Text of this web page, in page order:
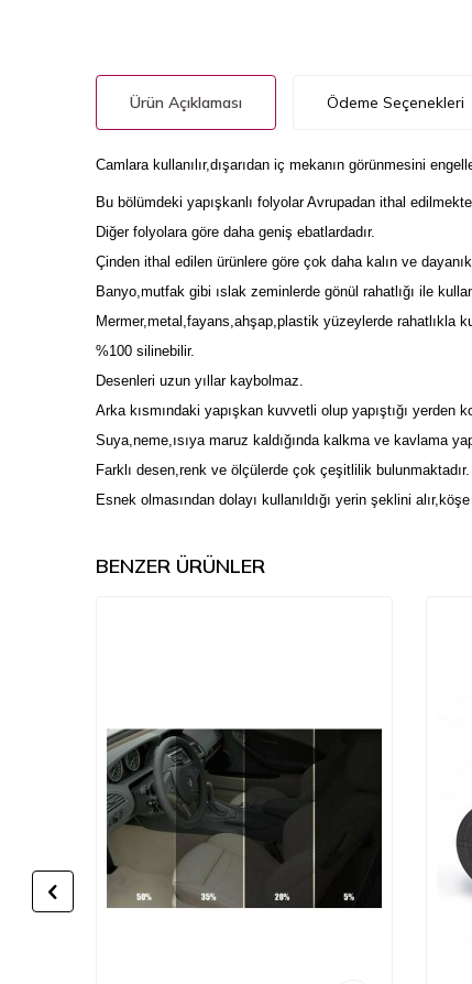
Ürün Açıklaması Ödeme Seçenekleri
Camlara kullanılır,dışarıdan iç mekanın görünmesini
Bu bölümdeki yapışkanlı folyolar Avrupadan ithal
Diğer folyolara göre daha geniş ebatlardadır.
Çinden ithal edilen ürünlere göre çok daha kalın ve
Banyo,mutfak gibi ıslak zeminlerde gönül rahatlığı ile
Mermer,metal,fayans,ahşap,plastik yüzeylerde rahatlıkla
%100 silinebilir.
Desenleri uzun yıllar kaybolmaz.
Arka kısmındaki yapışkan kuvvetli olup yapıştığı yerden
Suya,neme,ısıya maruz kaldığında kalkma ve kavlama
Farklı desen,renk ve ölçülerde çok çeşitlilik bulunmaktadır.
Esnek olmasından dolayı kullanıldığı yerin şeklini
BENZER ÜRÜNLER